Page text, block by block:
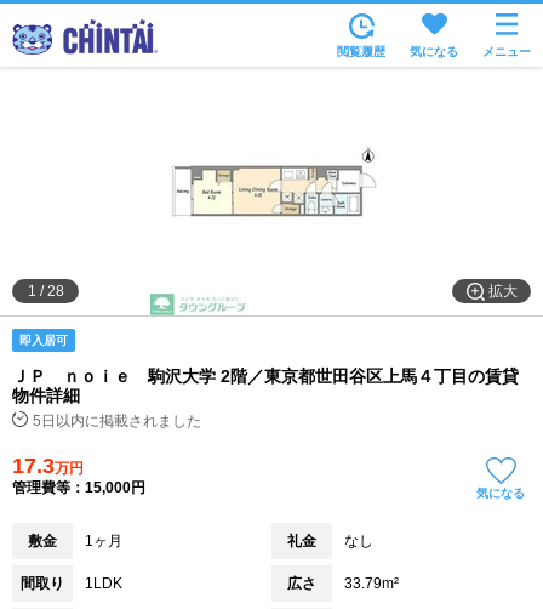
家賃相場から
通勤通学時間から
閲覧履歴 気になる メニュー
拡大
1 /28
即入居可
ＪＰ ｎｏｉｅ 駒沢大学 2階／東京都世田谷区上馬４丁目の賃貸
物件詳細
5日以内に掲載されました
17.3万円
管理費等：15,000円
気になる
敷金 1ヶ月 礼金 なし
間取り 1LDK 広さ 33.79m²